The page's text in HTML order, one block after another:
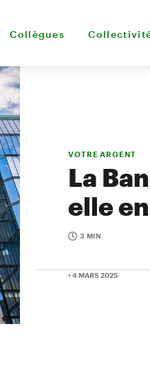
Collègues
VOTRE ARGENT
La
elle
3 MIN
• 4 MARS 2025